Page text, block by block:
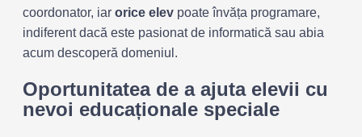
coordonator, iar orice elev poate învăța programare,
indiferent dacă este pasionat de informatică sau abia
acum descoperă domeniul.
Oportunitatea de a ajuta elevii cu
nevoi educaționale speciale